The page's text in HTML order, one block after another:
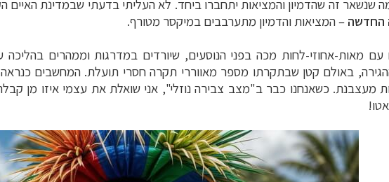
שנשאר זה שהדמיון והמציאות יתחברו ביחד. לא העליתי בדעתי שבמדינת האיים
החדשה – המציאות והדמיון מתערבבים במיקסר מטורף.
עם מאות-אחוזי-לחות מכה בפני הנוסעים, שיורדים במדרגות וממהרים
באולם קטן שבתקרתו מספר מאווררי תקרה חסרי תועלת. המחשבים
מעצבנת. כשאנחנו כבר ב"מצב צבירה נוזלי", אני שואלת את עצמי איזו מן